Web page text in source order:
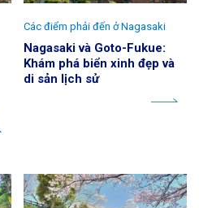
Nagasaki và Goto-Fukue:
Khám phá biển xinh đẹp và
di sản lịch sử
Các điểm phải đến ở Nagasaki